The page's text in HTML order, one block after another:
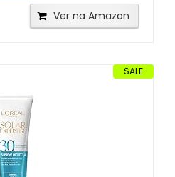
Ver na Amazon
SALE